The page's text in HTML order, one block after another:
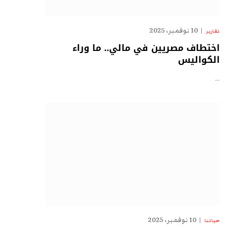
تقارير 10 نوفمبر، 2025
اختطاف مصريين في مالي.. ما وراء
الكواليس
…
حياتنا 10 نوفمبر، 2025